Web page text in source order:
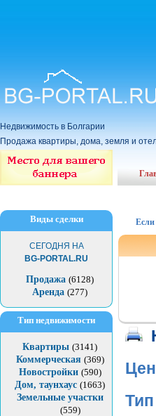
Недвижимость в Болгарии
Продажа квартиры, дома, земля и
Виды сделки
СЕГОДНЯ НА
BG-PORTAL.RU
Продажа (6128)
Аренда (277)
Тип недвижимости
Квартиры (3141)
Коммерческая (369)
Новостройки (590)
Дом, таунхаус (1663)
Земельные участки
(559)
Если Вас